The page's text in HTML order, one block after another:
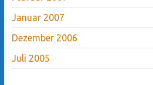
Januar 2007
Dezember 2006
Juli 2005